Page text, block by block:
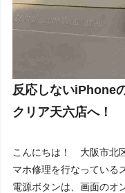
反応しないiPhone
クリア天六店へ！
こんにちは！ 大阪市北
マホ修理を行なっている
電源ボタンは、画面のオ